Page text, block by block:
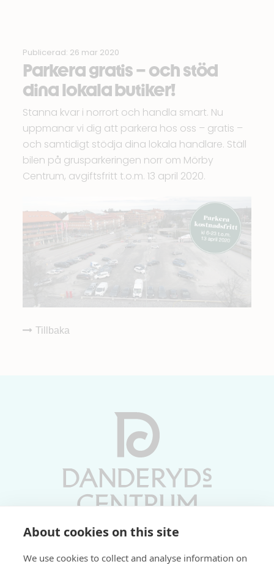
About cookies on this site
We use cookies to collect and analyse information on
Publicerad: 26 mar 2020
Parkera gratis – och stöd
dina lokala butiker!
Stanna kvar i norrort och handla smart. Nu
uppmanar vi dig att parkera hos oss – gratis –
och samtidigt stödja dina lokala handlare. Ställ
bilen på grusparkeringen norr om Mörby
Centrum, avgiftsfritt t.o.m. 13 april 2020.
Tillbaka